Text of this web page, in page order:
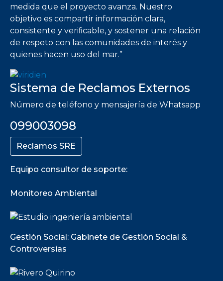
medida que el proyecto avanza. Nuestro
objetivo es compartir información clara,
consistente y veriﬁcable, y sostener una relación
de respeto con las comunidades de interés y
quienes hacen uso del mar.”
Sistema de Reclamos Externos
Número de teléfono y mensajería de Whatsapp
099003098
Reclamos SRE
Equipo consultor de soporte:
Monitoreo Ambiental
Gestión Social: Gabinete de Gestión Social &
Controversias